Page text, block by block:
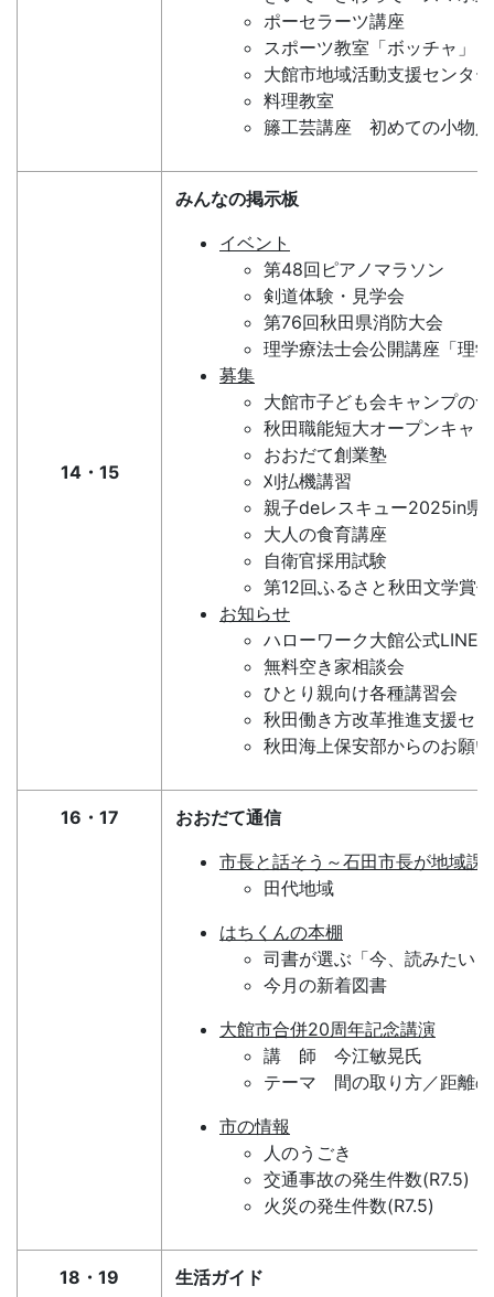
ポーセラーツ講座
スポーツ教室「ボッチャ」
大館市地域活動支援センタ
料理教室
籐工芸講座 初めての小物
14・15
みんなの掲示板
イベント
第48回ピアノマラソン
剣道体験・見学会
第76回秋田県消防大会
理学療法士会公開講座「理
募集
大館市子ども会キャンプの
秋田職能短大オープンキャ
おおだて創業塾
刈払機講習
親子deレスキュー2025in県
大人の食育講座
自衛官採用試験
第12回ふるさと秋田文学賞
お知らせ
ハローワーク大館公式LINE
無料空き家相談会
ひとり親向け各種講習会
秋田働き方改革推進支援セ
秋田海上保安部からのお願い
16・17
おおだて通信
市長と話そう～石田市長が地域課
田代地域
はちくんの本棚
司書が選ぶ「今、読みたい
今月の新着図書
大館市合併20周年記念講演
講 師 今江敏晃氏
テーマ 間の取り方／距離
市の情報
人のうごき
交通事故の発生件数(R7.5)
火災の発生件数(R7.5)
18・19 生活ガイド